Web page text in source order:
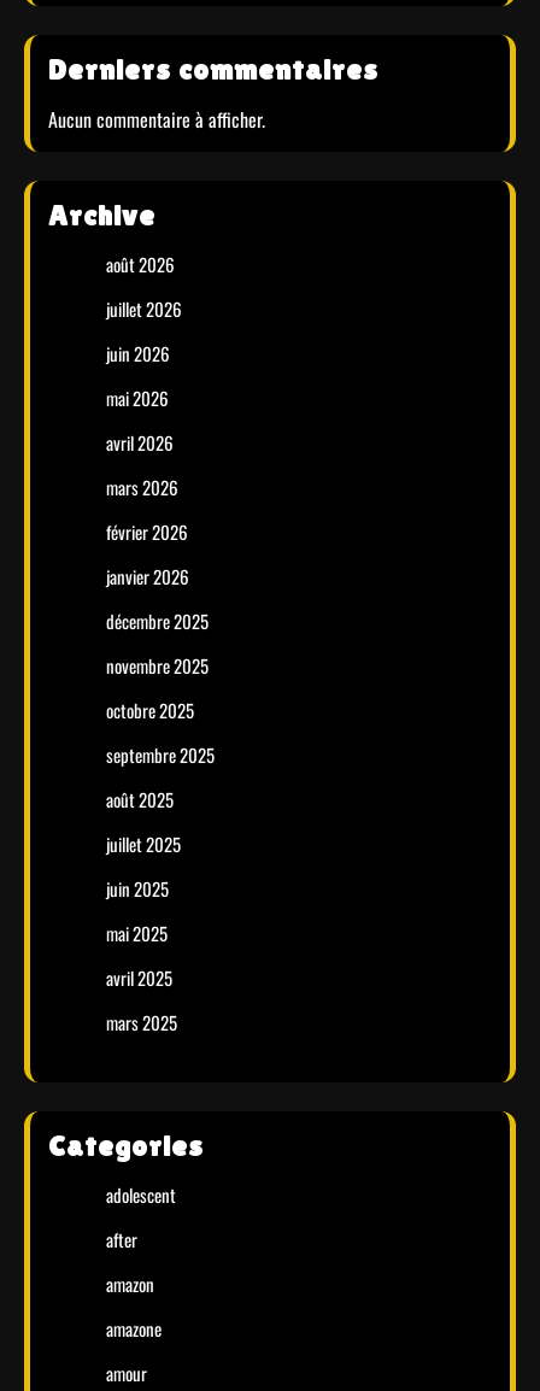
Derniers commentaires
Aucun commentaire à afficher.
Archive
août 2026
juillet 2026
juin 2026
mai 2026
avril 2026
mars 2026
février 2026
janvier 2026
décembre 2025
novembre 2025
octobre 2025
septembre 2025
août 2025
juillet 2025
juin 2025
mai 2025
avril 2025
mars 2025
Categories
adolescent
after
amazon
amazone
amour